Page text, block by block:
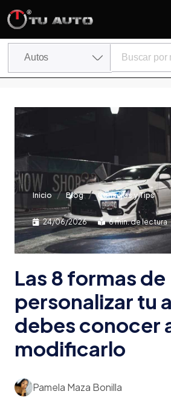
Inicio Blog Consejos y Tips
24/06/2026 6 min. de lectura
Las 8 formas de
personalizar tu
debes conocer
modificarlo
Pamela Maza Bonilla